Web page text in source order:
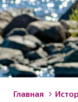
Строка
You
Главная